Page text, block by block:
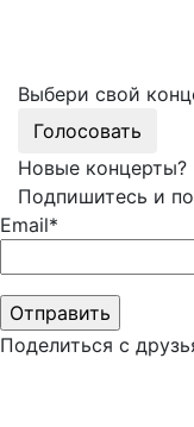
Выбери свой
Голосовать
Новые концерты?
Подпишитесь и
Email*
Поделиться с